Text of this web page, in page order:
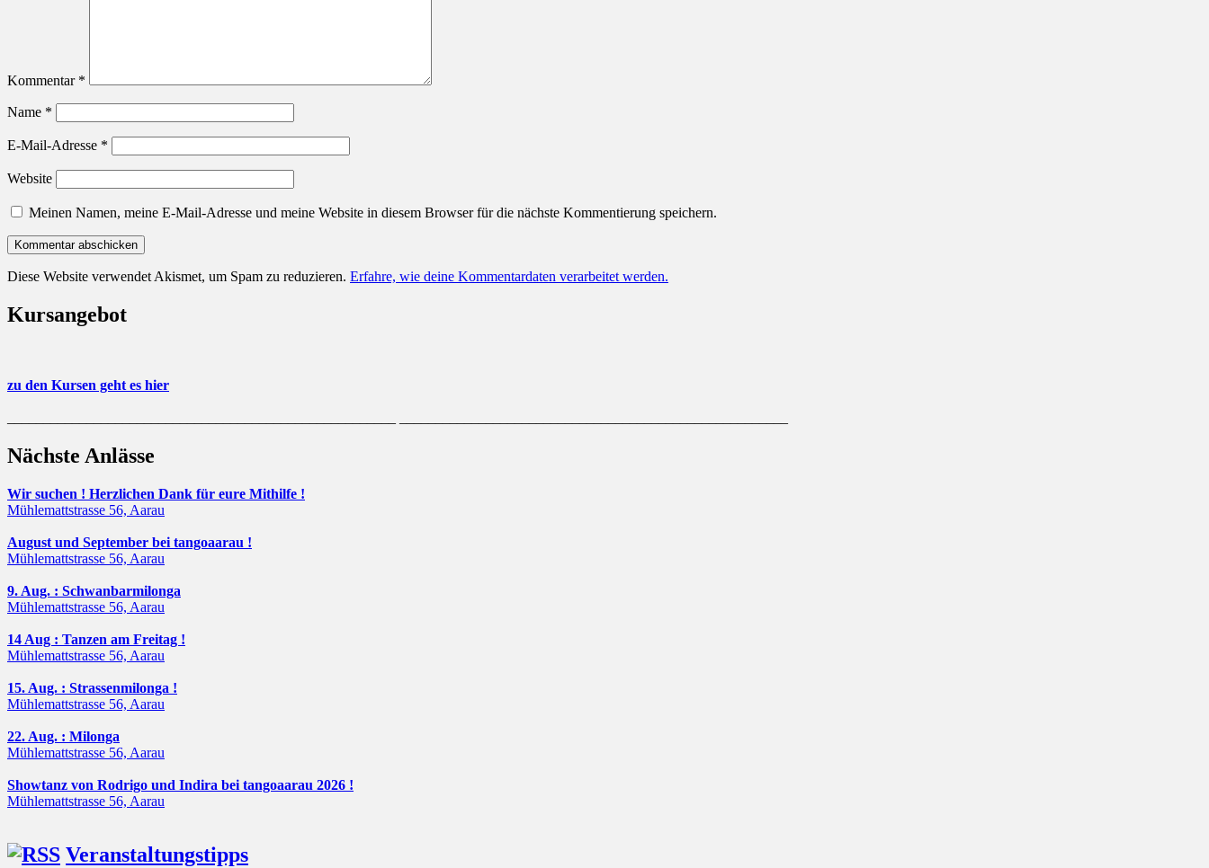
Kommentar *
Name *
E-Mail-Adresse *
Website
Meinen Namen, meine E-Mail-Adresse und meine Website in diesem Browser für die nächste Kommentierung speichern.
Diese Website verwendet Akismet, um Spam zu reduzieren. Erfahre, wie deine Kommentardaten verarbeitet werden.
Kursangebot
zu den Kursen geht es hier
Nächste Anlässe
Wir suchen ! Herzlichen Dank für eure Mithilfe !
Mühlemattstrasse 56, Aarau
August und September bei tangoaarau !
Mühlemattstrasse 56, Aarau
9. Aug. : Schwanbarmilonga
Mühlemattstrasse 56, Aarau
14 Aug : Tanzen am Freitag !
Mühlemattstrasse 56, Aarau
15. Aug. : Strassenmilonga !
Mühlemattstrasse 56, Aarau
22. Aug. : Milonga
Mühlemattstrasse 56, Aarau
Showtanz von Rodrigo und Indira bei tangoaarau 2026 !
Mühlemattstrasse 56, Aarau
Veranstaltungstipps